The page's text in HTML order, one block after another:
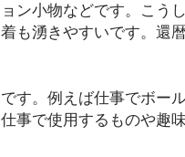
ン小物などです。こう
も湧きやすいです。還
す。例えば仕事でボー
事で使用するものや趣